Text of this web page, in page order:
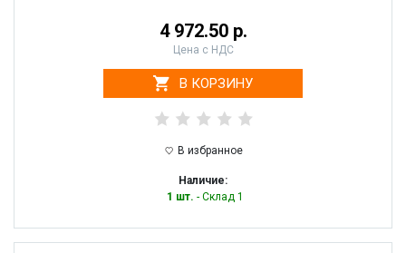
4 972.50 р.
Цена с НДС
В КОРЗИНУ
В избранное
Наличие:
1 шт. - Склад 1